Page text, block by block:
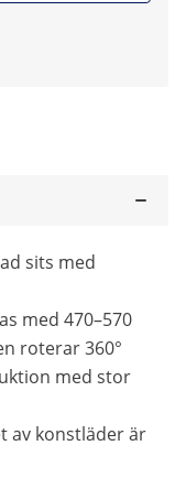
sits med
med 470–570
roterar 360°
med stor
av konstläder är